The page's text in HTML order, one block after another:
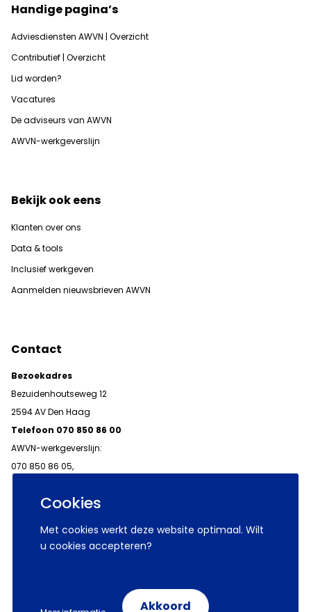
Cookies
Met cookies werkt deze website optimaal. Wilt
u cookies accepteren?
Akkoord
Handige pagina’s
Adviesdiensten AWVN | Overzicht
Contributief | Overzicht
Lid worden?
Vacatures
De adviseurs van AWVN
AWVN-werkgeverslijn
Bekijk ook eens
Klanten over ons
Data & tools
Inclusief werkgeven
Aanmelden nieuwsbrieven AWVN
Contact
Bezoekadres
Bezuidenhoutseweg 12
2594 AV Den Haag
Telefoon 070 850 86 00
AWVN-werkgeverslijn:
070 850 86 05,
© 2026 AWVN